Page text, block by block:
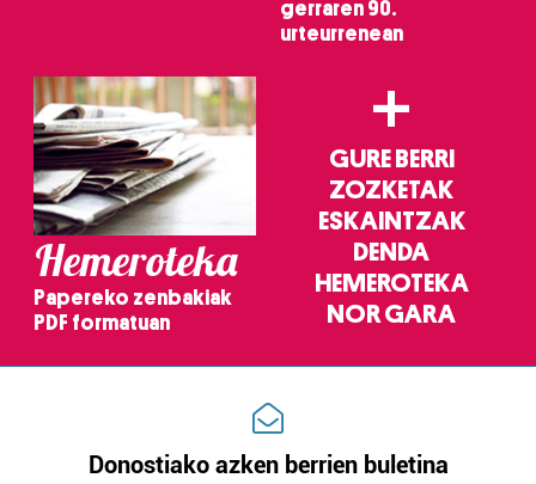
gerraren 90.
urteurrenean
Hemeroteka
Papereko zenbakiak
PDF formatuan
+
GURE BERRI
ZOZKETAK
ESKAINTZAK
DENDA
HEMEROTEKA
NOR GARA
Donostiako azken berrien buletina